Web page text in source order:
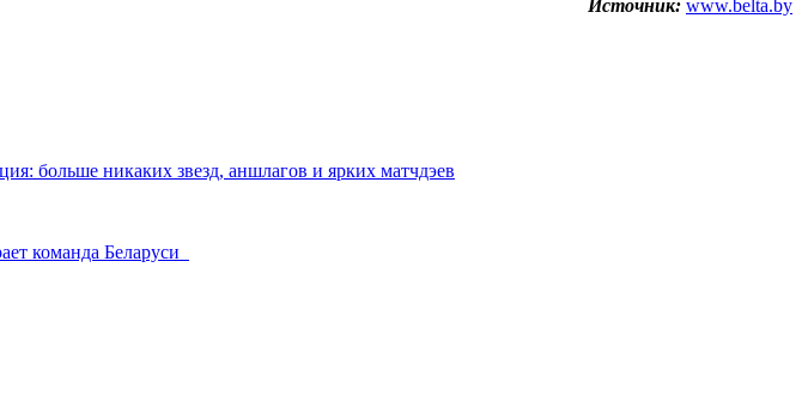
Источник: www.belta.by
больше никаких звезд, аншлагов и ярких матчдэев
команда Беларуси